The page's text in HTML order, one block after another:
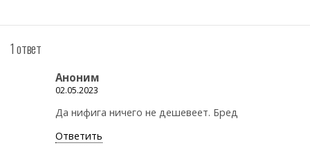
1 ответ
Аноним
02.05.2023
Да нифига ничего не дешевеет. Бред
Ответить